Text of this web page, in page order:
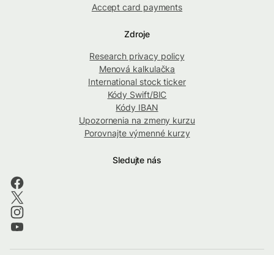
Accept card payments
Zdroje
Research privacy policy
Menová kalkulačka
International stock ticker
Kódy Swift/BIC
Kódy IBAN
Upozornenia na zmeny kurzu
Porovnajte výmenné kurzy
Sledujte nás